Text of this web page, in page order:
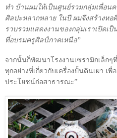
ทำ บ้านผมให้เป็นศูนย์รวมกลุ่มเพื่อน
ศิลปะหลากหลาย ในปี ผมจึงสร้างหอ
รวบรวมแสดงงานของกลุ่มเราเปิดเป็
ที่อบรมครูศิลป์ภาคเหนือ”
จากนั้นก็พัฒนาโรงงานเซรามิกเล็กๆ
ทุกอย่างที่เกี่ยวกับเครื่องปั้นดินเผา เ
ประโยชน์ก่อสาธารณะ”